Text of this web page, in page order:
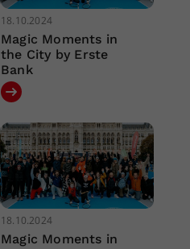
18.10.2024
Magic Moments in
the City by Erste
Bank
18.10.2024
Magic Moments in